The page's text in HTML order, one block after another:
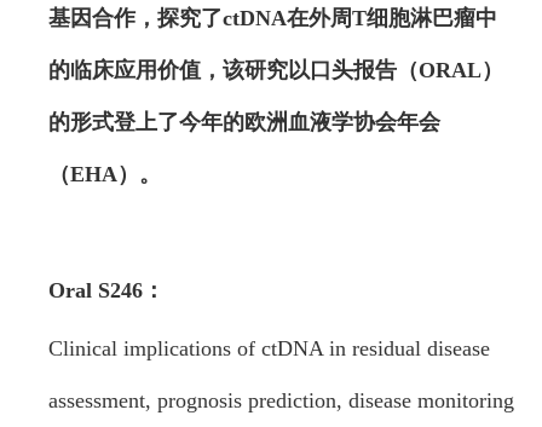
基因合作，探究了ctDNA在外周T细胞淋巴瘤中
的临床应用价值，该研究以口头报告（ORAL）
的形式登上了今年的欧洲血液学协会年会
（EHA）。
Oral S246：
Clinical implications of ctDNA in residual disease
assessment, prognosis prediction, disease monitoring